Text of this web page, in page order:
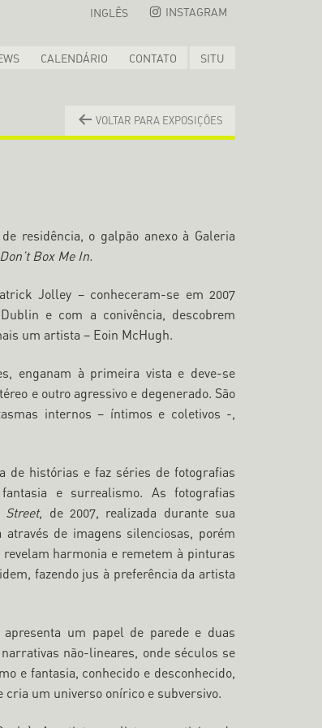
INGLÊS INSTAGRAM
CALENDÁRIO CONTATO SITU
VOLTAR PARA EXPOSIÇÕES
residência, o galpão anexo à Galeria
Don’t Box Me In.
Jolley – conheceram-se em 2007
e com a conivência, descobrem
um artista – Eoin McHugh.
enganam à primeira vista e deve-se
e outro agressivo e degenerado. São
internos – íntimos e coletivos -,
de histórias e faz séries de fotografias
e surrealismo. As fotografias
Street, de 2007, realizada durante sua
de imagens silenciosas, porém
harmonia e remetem à pinturas
fazendo jus à preferência da artista
um papel de parede e duas
não-lineares, onde séculos se
e fantasia, conhecido e desconhecido,
cria um universo onírico e subversivo.